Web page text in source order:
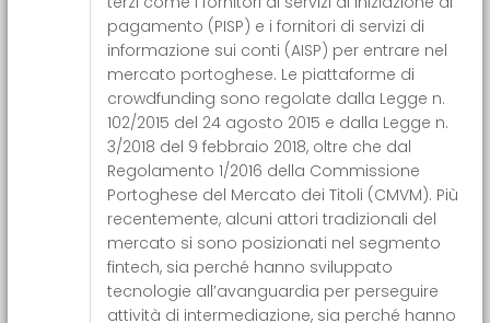
pagamento (PISP) e i fornitori di servizi di
informazione sui conti (AISP) per entrare nel
mercato portoghese. Le piattaforme di
crowdfunding sono regolate dalla Legge n.
102/2015 del 24 agosto 2015 e dalla Legge n.
3/2018 del 9 febbraio 2018, oltre che dal
Regolamento 1/2016 della Commissione
Portoghese del Mercato dei Titoli (CMVM). Più
recentemente, alcuni attori tradizionali del
mercato si sono posizionati nel segmento
fintech, sia perché hanno sviluppato
tecnologie all’avanguardia per perseguire
attività di intermediazione, sia perché hanno